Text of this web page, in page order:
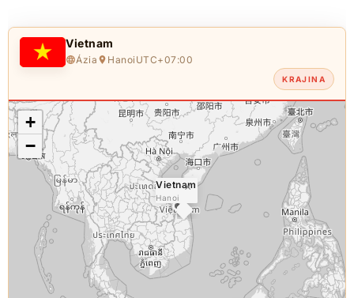
Vietnam
Ázia Hanoi UTC+07:00
KRAJINA
Vietnam
Hanoi
×
+
−